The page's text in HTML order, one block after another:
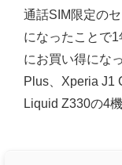
通話SIM限定の
になったことで
にお買い得にな
Plus、Xperia J1
Liquid Z330の4機